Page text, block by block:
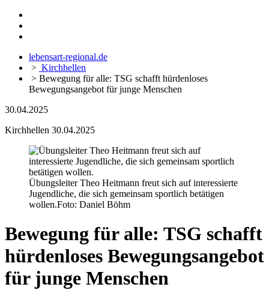
lebensart-regional.de
> Kirchhellen
> Bewegung für alle: TSG schafft hürdenloses
Bewegungsangebot für junge Menschen
30.04.2025
Kirchhellen 30.04.2025
Übungsleiter Theo Heitmann freut sich auf interessierte
Jugendliche, die sich gemeinsam sportlich betätigen
wollen.Foto: Daniel Böhm
Bewegung für alle: TSG schafft
hürdenloses Bewegungsangebot
für junge Menschen